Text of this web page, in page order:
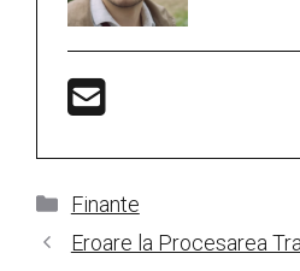
Categorii
Finante
Eroare la Procesarea